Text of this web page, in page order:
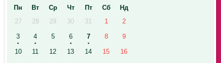
Пн
Вт Ср Чт Пт Сб
Нд
27
28 29 30 31 1 2
3 4 5 6 7 8 9
10 11 12 13 14 15 16